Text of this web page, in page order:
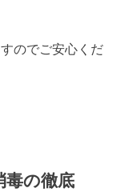
のでご安心くだ
毒の徹底